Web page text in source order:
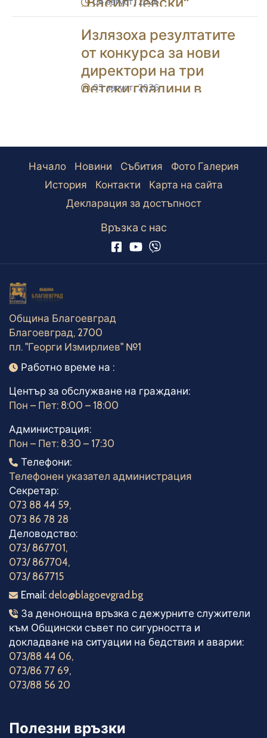
Излязоха резултатите
от конкурса за нови
директори на три
детски градини в
icon
03 август, 2026
Начало Новини Събития
Фото Галерия
История
Контакти
Карта на сайта
Декларация за достъпност
Връзка с нас
Община Благоевград
Благоевград, 2700
пл. "Георги Измирлиев" №1
Работно време
Работно време на :
Център за обслужване на граждани:
Пон – Пет: 8:00 – 18:00
Администрация:
Пон – Пет: 8:30 – 17:30
Телефони
Телефони:
Телефонен указател администрация
Секретар:
073 88 44 59,
073 86 78 28
Деловодство:
073/ 867701,
073/ 867704,
073/ 867715
Електронна поща
Email: delo@blagoevgrad.bg
Телефони за денонощна връзка
За денонощна връзка с дежурните служители
към Общински съвет по сигурността и
докладване на ситуации на бедствия и аварии:
073/88 44 06,
073/86 77 69,
073/88 56 20
Полезни връзки